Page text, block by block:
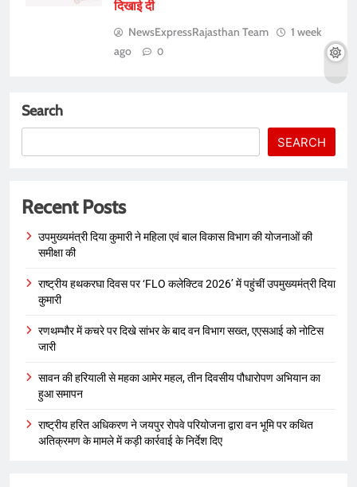
दिखाई दी
NewsExpressRajasthan Team
1 week
ago
0
Search
SEARCH
Recent Posts
उपमुख्यमंत्री दिया कुमारी ने महिला एवं बाल विकास विभाग की योजनाओं की
समीक्षा की
राष्ट्रीय हथकरघा दिवस पर ‘FLO कलेक्टिव 2026’ में पहुंचीं उपमुख्यमंत्री दिया
कुमारी
रणथम्भौर में कचरे पर दिखे सांभर के बाद वन विभाग सख्त, एएसआई को नोटिस
जारी
सावन की हरियाली से महका आमेर महल, तीन दिवसीय पौधारोपण अभियान का
हुआ समापन
राष्ट्रीय हरित अधिकरण ने जयपुर रोपवे परियोजना द्वारा वन भूमि पर कथित
अतिक्रमण के मामले में कड़ी कार्रवाई के निर्देश दिए